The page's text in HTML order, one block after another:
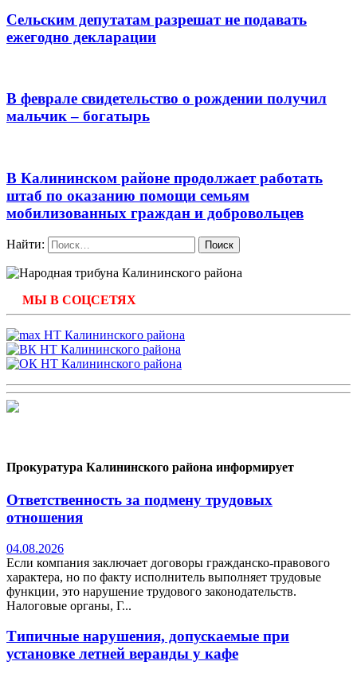
Сельским депутатам разрешат не подавать
ежегодно декларации
В феврале свидетельство о рождении получил
мальчик – богатырь
В Калининском районе продолжает работать
штаб по оказанию помощи семьям
мобилизованных граждан и добровольцев
Найти:
МЫ В СОЦСЕТЯХ
Прокуратура Калининского района информирует
Ответственность за подмену трудовых
отношения
04.08.2026
Если компания заключает договоры гражданско-правового
характера, но по факту исполнитель выполняет трудовые
функции, это нарушение трудового законодательств.
Налоговые органы, Г...
Типичные нарушения, допускаемые при
установке летней веранды у кафе